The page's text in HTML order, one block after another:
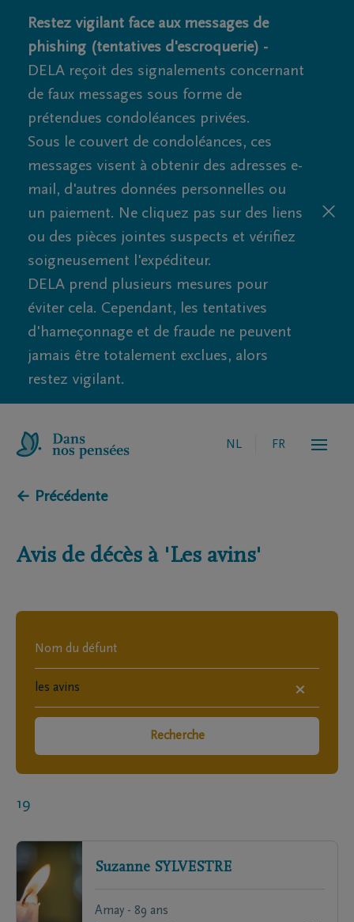
Restez vigilant face aux messages de
phishing (tentatives d'escroquerie) -
DELA reçoit des signalements concernant
de faux messages sous forme de
prétendues condoléances privées.
Sous le couvert de condoléances, ces
messages visent à obtenir des adresses e-
mail, d'autres données personnelles ou
un paiement. Ne cliquez pas sur des liens
ou des pièces jointes suspects et vérifiez
soigneusement l'expéditeur.
DELA prend plusieurs mesures pour
éviter cela. Cependant, les tentatives
d'hameçonnage et de fraude ne peuvent
jamais être totalement exclues, alors
restez vigilant.
NL FR
← Précédente
Avis de décès à 'Les avins'
×
Recherche
19
Suzanne SYLVESTRE
Amay - 89 ans